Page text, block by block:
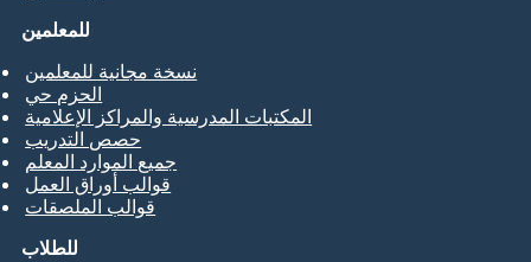
للطلاب
للمعلمين
نسخة مجانية للمعلمين
الحزم حي
المكتبات المدرسية والمراكز الإعلامية
حصص التدريب
جميع الموارد المعلم
قوالب أوراق العمل
قوالب الملصقات